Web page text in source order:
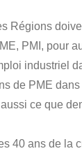
Régions
PMI, pour
industriel
de PME
ce que
40 ans de la